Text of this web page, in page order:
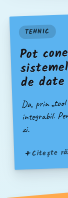
TEHNIC
Pot
de
Da, prin
integrabil.
zi.
Citește